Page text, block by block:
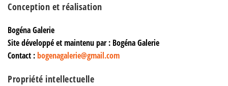
Conception et réalisation
Bogéna Galerie
Site développé et maintenu par : Bogéna Galerie
Contact :bogenagalerie@gmail.com
Propriété intellectuelle